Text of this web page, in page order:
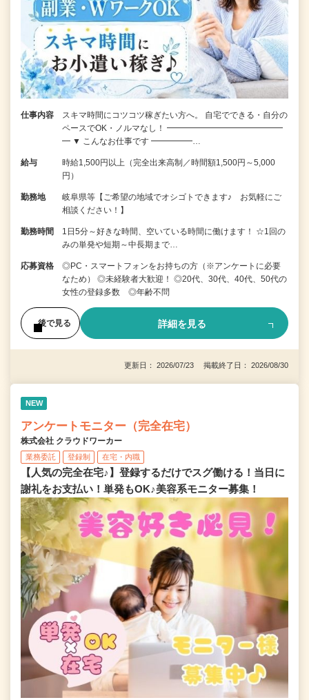
仕事内容
スキマ時間にコツコツ稼ぎたい方へ。 自宅でできる・自分の
ペースでOK・ノルマなし！ ━━━━━━━━━━━━━━
━ ▼ こんなお仕事です ━━━━━…
給与
時給1,500円以上（完全出来高制／時間額1,500円～5,000
円）
勤務地
岐阜県等【ご希望の地域でオシゴトできます♪ お気軽にご
相談ください！】
勤務時間
1日5分～好きな時間、空いている時間に働けます！ ☆1回の
みの単発や短期～中長期まで…
応募資格
◎PC・スマートフォンをお持ちの方（※アンケートに必要
なため） ◎未経験者大歓迎！ ◎20代、30代、40代、50代の
女性の登録多数 ◎年齢不問
後で見る 詳細を見る
更新日： 2026/07/23 掲載終了日： 2026/08/30
NEW
アンケートモニター（完全在宅）
株式会社 クラウドワーカー
業務委託 登録制 在宅・内職
【人気の完全在宅♪】登録するだけでスグ働ける！当日に
謝礼をお支払い！単発もOK♪美容系モニター募集！